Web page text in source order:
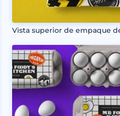
Vista superior de empaque